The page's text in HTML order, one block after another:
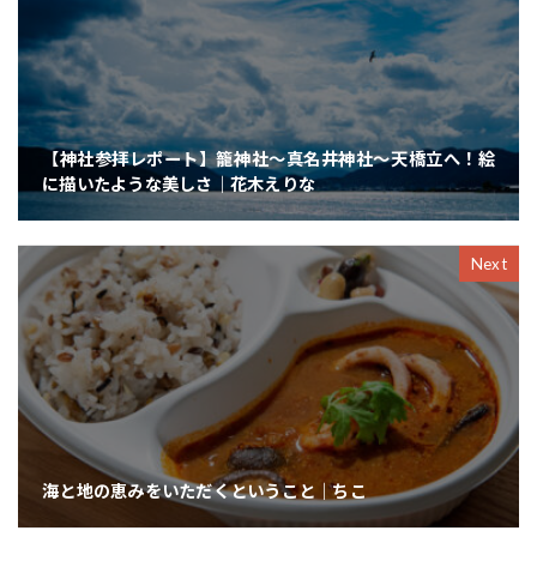
【神社参拝レポート】籠神社〜真名井神社〜天橋立へ！絵
に描いたような美しさ｜花木えりな
Next
海と地の恵みをいただくということ｜ちこ